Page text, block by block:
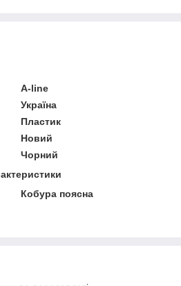
A-line
Україна
Пластик
Новий
Чорний
Кобура поясна